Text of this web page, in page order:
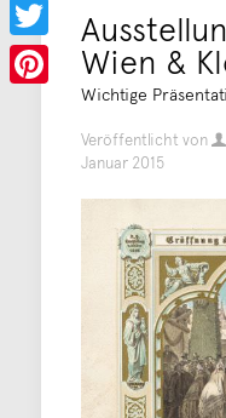
Wien &
Wichtige
Veröffentlicht von
Januar 2015
Facebook
Twitter